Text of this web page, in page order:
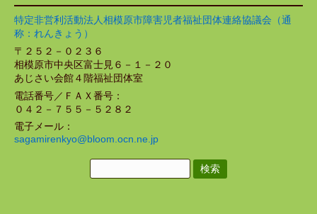
特定非営利活動法人相模原市障害児者福祉団体連絡協議会（通
称：れんきょう）
〒２５２－０２３６
相模原市中央区富士見６－１－２０
あじさい会館４階福祉団体室
電話番号／ＦＡＸ番号：
０４２－７５５－５２８２
電子メール：
sagamirenkyo@bloom.ocn.ne.jp
検
索: